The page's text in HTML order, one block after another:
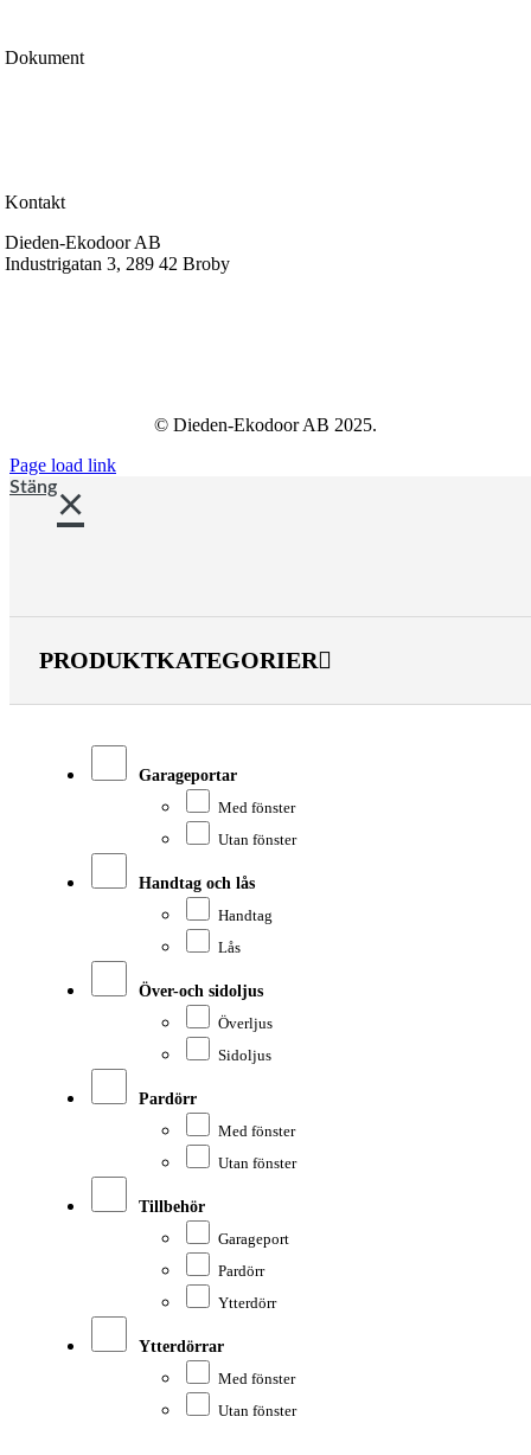
Dokument
Kontakt
Dieden-Ekodoor AB
Industrigatan 3, 289 42 Broby
© Dieden-Ekodoor AB 2025.
Page load link
Stäng
PRODUKTKATEGORIER
Garageportar
Med fönster
Utan fönster
Handtag och lås
Handtag
Lås
Över-och sidoljus
Överljus
Sidoljus
Pardörr
Med fönster
Utan fönster
Tillbehör
Garageport
Pardörr
Ytterdörr
Ytterdörrar
Med fönster
Utan fönster